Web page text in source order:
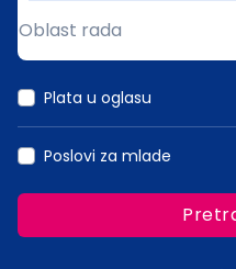
Oblast rada
Plata u oglasu
Poslovi za mlade